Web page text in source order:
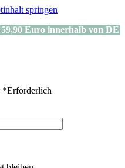
springen
Euro innerhalb von DE
*Erforderlich